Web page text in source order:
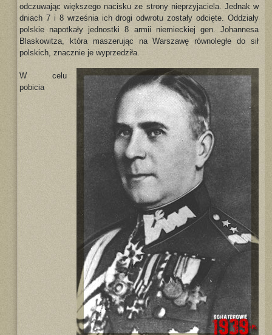
odczuwając większego nacisku ze strony nieprzyjaciela. Jednak w
dniach 7 i 8 września ich drogi odwrotu zostały odcięte. Oddziały
polskie napotkały jednostki 8 armii niemieckiej gen. Johannesa
Blaskowitza, która maszerując na Warszawę równoległe do sił
polskich, znacznie je wyprzedziła.
W celu
pobicia